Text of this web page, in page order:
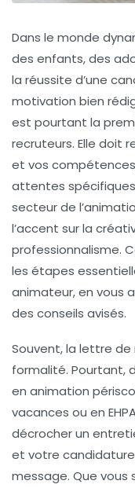
Dans le monde
des enfants, des
la réussite d’une
motivation bien
est pourtant la
recruteurs. Elle doit
et vos
attentes spécifiques
secteur de
l’accent sur la
professionnalisme.
les étapes
animateur, en vous
des conseils avisés.
Souvent, la lettre
formalité. Pourtant,
en animation
vacances ou en
décrocher un
et votre
message. Que vous